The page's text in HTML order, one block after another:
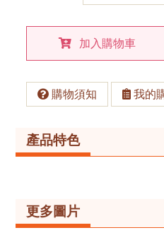
加入購物車
購物須知 我的
產品特色
更多圖片